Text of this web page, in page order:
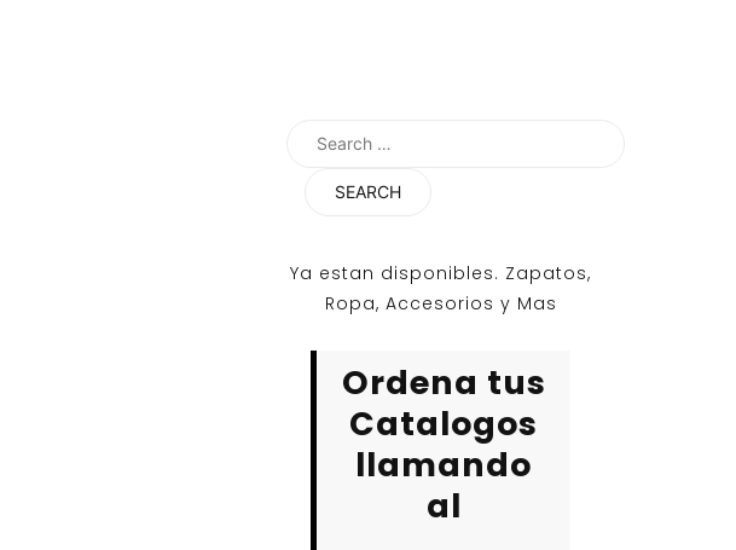
Search
Ya estan disponibles. Zapatos,
Ropa, Accesorios y Mas
Ordena tus
Catalogos
llamando
al